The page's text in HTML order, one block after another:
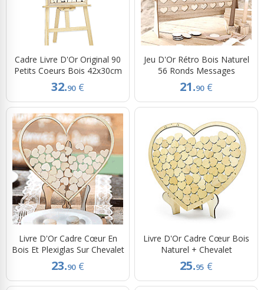
Cadre Livre D'Or Original 90
Petits Coeurs Bois 42x30cm
32.90 €
Jeu D'Or Rétro Bois Naturel
56 Ronds Messages
21.90 €
Livre D'Or Cadre Cœur En
Bois Et Plexiglas Sur Chevalet
23.90 €
Livre D'Or Cadre Cœur Bois
Naturel + Chevalet
25.95 €